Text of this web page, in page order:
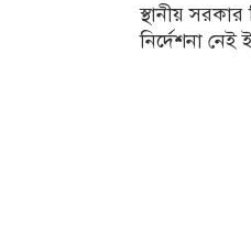
স্থানীয় সরকার
নির্দেশনা নেই